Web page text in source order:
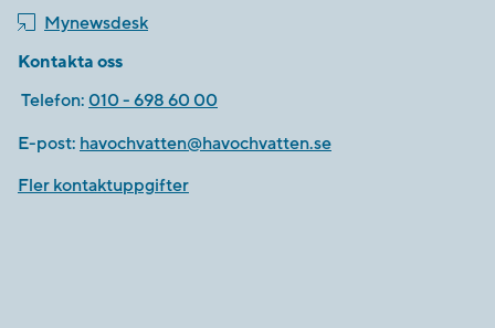
Mynewsdesk
Kontakta oss
Telefon: 010 - 698 60 00
E-post: havochvatten@havochvatten.se
Fler kontaktuppgifter